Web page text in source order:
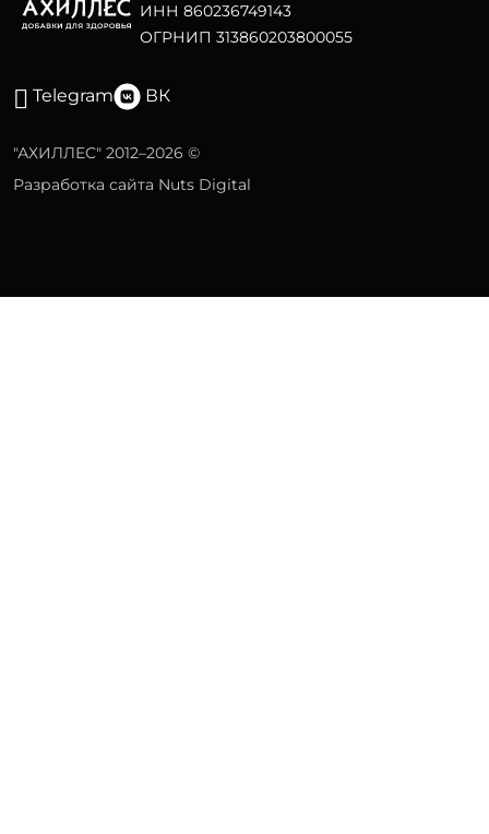
ИНН 860236749143
ОГРНИП 313860203800055
Telegram ВК
"АХИЛЛЕС" 2012–2026 ©
Разработка сайта Nuts Digital